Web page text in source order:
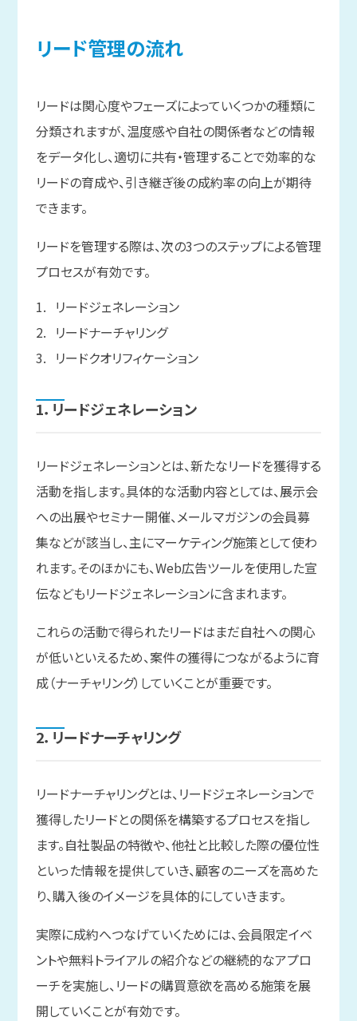
リード管理の流れ
リードは関心度やフェーズによっていくつかの種類に
分類されますが、温度感や自社の関係者などの情報
をデータ化し、適切に共有・管理することで効率的な
リードの育成や、引き継ぎ後の成約率の向上が期待
できます。
リードを管理する際は、次の3つのステップによる管理
プロセスが有効です。
リードジェネレーション
リードナーチャリング
リードクオリフィケーション
1．リードジェネレーション
リードジェネレーションとは、新たなリードを獲得する
活動を指します。具体的な活動内容としては、展示会
への出展やセミナー開催、メールマガジンの会員募
集などが該当し、主にマーケティング施策として使わ
れます。そのほかにも、Web広告ツールを使用した宣
伝などもリードジェネレーションに含まれます。
これらの活動で得られたリードはまだ自社への関心
が低いといえるため、案件の獲得につながるように育
成（ナーチャリング）していくことが重要です。
2．リードナーチャリング
リードナーチャリングとは、リードジェネレーションで
獲得したリードとの関係を構築するプロセスを指し
ます。自社製品の特徴や、他社と比較した際の優位性
といった情報を提供していき、顧客のニーズを高めた
り、購入後のイメージを具体的にしていきます。
実際に成約へつなげていくためには、会員限定イベ
ントや無料トライアルの紹介などの継続的なアプロ
ーチを実施し、リードの購買意欲を高める施策を展
開していくことが有効です。